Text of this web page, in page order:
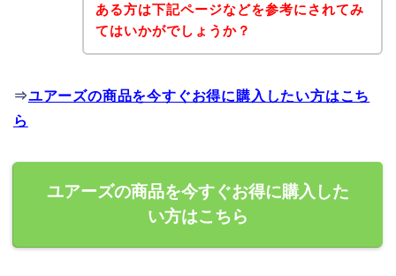
ある方は下記ページなどを参考にされてみ
てはいかがでしょうか？
⇒ユアーズの商品を今すぐお得に購入したい方はこち
ら
ユアーズの商品を今すぐお得に購入した
い方はこちら